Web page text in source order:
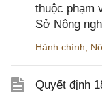
thuộc phạm
Sở Nông
Hành chính
Quyết định